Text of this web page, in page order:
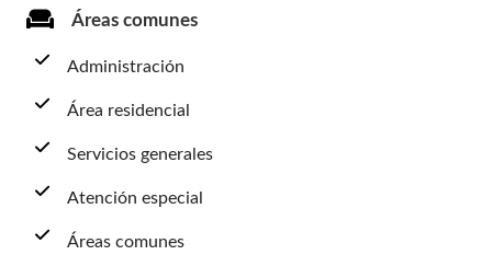
Áreas comunes
Administración
Área residencial
Servicios generales
Atención especial
Áreas comunes